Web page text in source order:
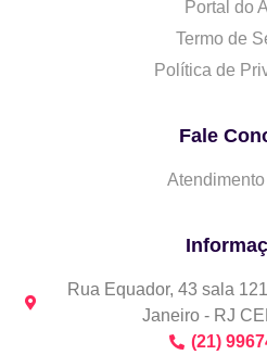
Portal do
Termo de
Política de
Fale
Rua Equador, 43 sala
Janeiro - RJ
(21)